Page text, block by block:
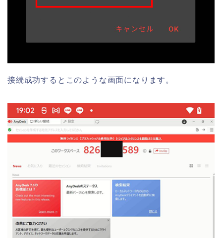
接続成功するとこのような画面になります。